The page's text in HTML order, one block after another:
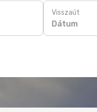
Visszaút
Dátum